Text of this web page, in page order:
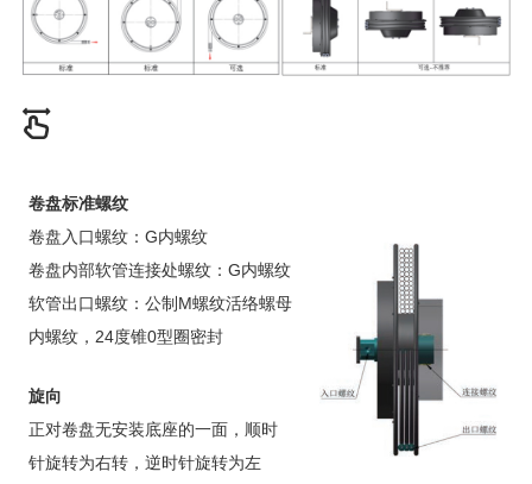
卷盘标准螺纹
卷盘入口螺纹：G内螺纹
卷盘内部软管连接处螺纹：G内螺纹
软管出口螺纹：公制M螺纹活络螺母
内螺纹，24度锥0型圈密封
旋向
正对卷盘无安装底座的一面，顺时
针旋转为右转，逆时针旋转为左